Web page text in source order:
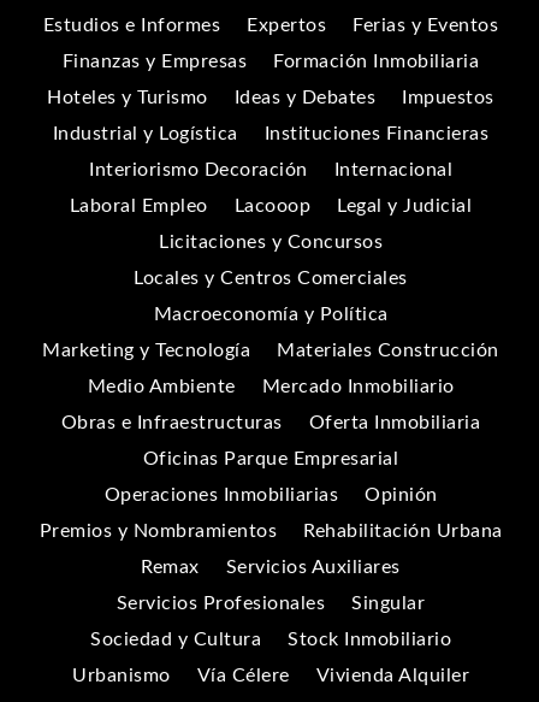
Estudios e Informes
Expertos
Ferias y Eventos
Finanzas y Empresas
Formación Inmobiliaria
Hoteles y Turismo
Ideas y Debates
Impuestos
Industrial y Logística
Instituciones Financieras
Interiorismo Decoración
Internacional
Laboral Empleo
Lacooop
Legal y Judicial
Licitaciones y Concursos
Locales y Centros Comerciales
Macroeconomía y Política
Marketing y Tecnología
Materiales Construcción
Medio Ambiente
Mercado Inmobiliario
Obras e Infraestructuras
Oferta Inmobiliaria
Oficinas Parque Empresarial
Operaciones Inmobiliarias
Opinión
Premios y Nombramientos
Rehabilitación Urbana
Remax
Servicios Auxiliares
Servicios Profesionales
Singular
Sociedad y Cultura
Stock Inmobiliario
Urbanismo
Vía Célere
Vivienda Alquiler